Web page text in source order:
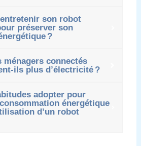
son robot
préserver son
?
ménagers connectés
ils plus d’électricité ?
adopter pour
énergétique
d’un robot